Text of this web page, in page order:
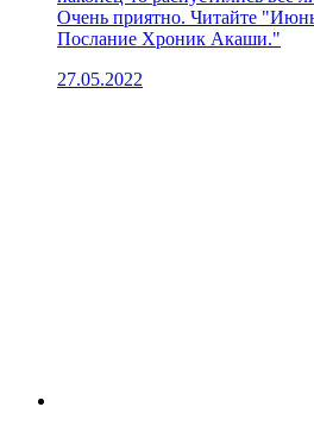
Очень приятно. Читайте
Послание Хроник Акаши."
27.05.2022